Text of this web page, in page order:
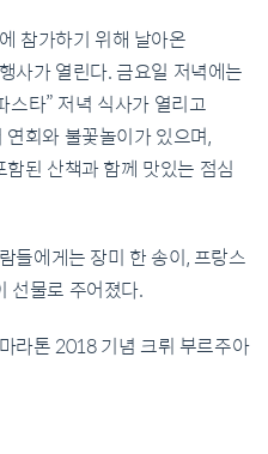
참가하기 위해 날아온
사가 열린다. 금요일 저녁에는
스타” 저녁 식사가 열리고
회와 불꽃놀이가 있으며,
된 산책과 함께 맛있는 점심
들에게는 장미 한 송이, 프랑스
선물로 주어졌다.
라톤 2018 기념 크뤼 부르주아